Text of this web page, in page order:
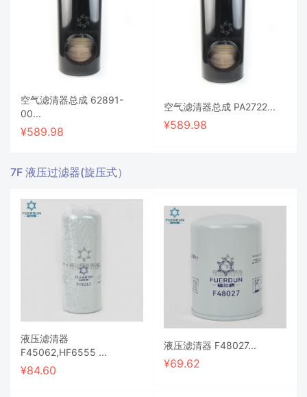
空气滤清器总成 62891-
00...
¥589.98
空气滤清器总成 PA2722...
¥589.98
7F 液压过滤器(旋压式）
液压滤清器
F45062,HF6555 ...
¥84.60
液压滤清器 F48027...
¥69.62